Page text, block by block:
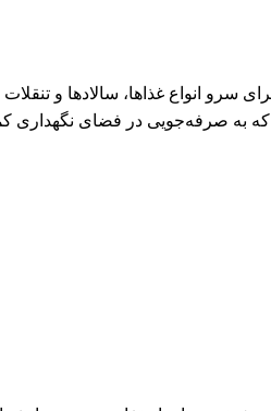
سرو انواع غذاها، سالادها و
که به صرفه‌جویی در فضای نگهداری